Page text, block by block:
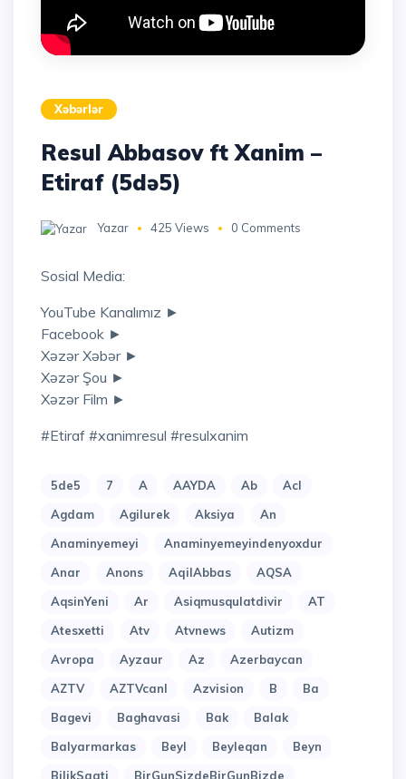
Xəbərlər
Resul Abbasov ft Xanim –
Etiraf (5də5)
Yazar 425 Views 0 Comments
Sosial Media:
YouTube Kanalımız ►
Facebook ►
Xəzər Xəbər ►
Xəzər Şou ►
Xəzər Film ►
#etiraf #xanimresul #resulxanim
5de5 7 A AAYDA Ab
Acl
Agdam
Agilurek Aksiya
An
Anaminyemeyi
Anaminyemeyindenyoxdur
Anar
Anons AqilAbbas
AQSA
AqsinYeni
Ar Asiqmusqulatdivir
AT
Atesxetti
Atv Atvnews
Autizm
Avropa
Ayzaur Az
Azerbaycan
AZTV
AZTVcanl Azvision B
Ba
Bagevi
Baghavasi Bak
Balak
Balyarmarkas
Beyl Beyleqan
Beyn
BilikSaati
BirGunSizdeBirGunBizde